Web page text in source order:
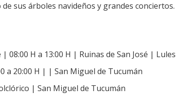
sus árboles navideños y grandes conciertos.
08:00 H a 13:00 H | Ruinas de San José | Lules
a 20:00 H | | San Miguel de Tucumán
| San Miguel de Tucumán